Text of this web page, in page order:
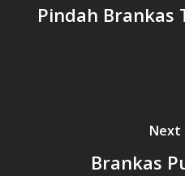
Pindah Brankas
Next
Brankas